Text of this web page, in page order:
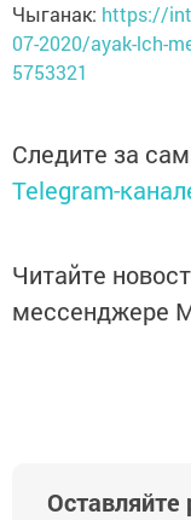
Чыганак: https://
07-2020/ayak-lch-
5753321
Следите за
Telegram-
Читайте
мессенджере
Оставляйте